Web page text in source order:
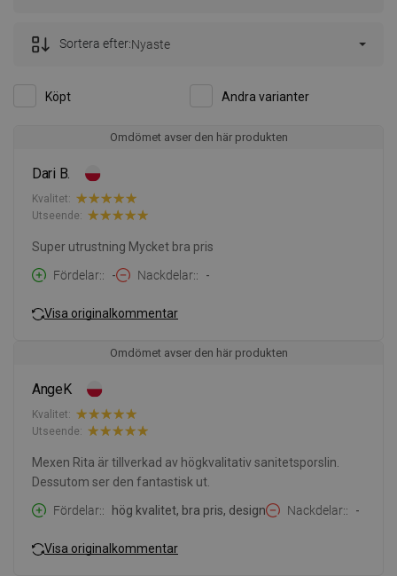
Köpt Andra varianter
Sortera efter:Nyaste
Omdömet avser den här produkten
Dari B.
Kvalitet:
Utseende:
Super utrustning Mycket bra pris
Fördelar:
- Nackdelar: -
Visa originalkommentar
Omdömet avser den här produkten
AngeK
Kvalitet:
Utseende:
Mexen Rita är tillverkad av högkvalitativ sanitetsporslin.
Dessutom ser den fantastisk ut.
Fördelar:
hög kvalitet, bra pris, design Nackdelar: -
Visa originalkommentar